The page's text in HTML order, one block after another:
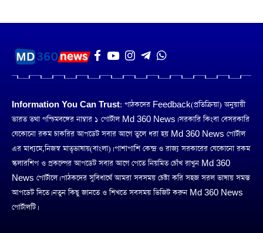
Information You Can Trust: পাঠকদের Feedback(প্রতিক্রিয়া) অনুয়ায়ী
ভারত তথা পশ্চিমবঙ্গের নাম্বার ১ পোর্টাল Md 360 News। সরকারি কিংবা বেসরকারি
যেকোনো রকম চাকরির আপডেট সবার আগে তুলে ধরা হয় Md 360 News পোর্টাল
এর মাধ্যমে,নিজস্ব মাতৃভাষায়(বাংলা)। পাশাপাশি কেন্দ্র ও রাজ্য সরকারের যেকোনো রকম
স্কলারশিপ ও প্রকল্পের আপডেট সবার আগে পেতে নিয়মিত চোঁখ রাখুন Md 360
News পোর্টালে। পাঠকদের সুবিধার্থে আমরা সবসময় চেষ্টা করি সহজ সরল ভাষায় সমস্ত
আপডেট দিতে। নতুন কিছু জানতে ও শিখতে সবসময় ভিজিট করুন Md 360 News
পোর্টালটি।